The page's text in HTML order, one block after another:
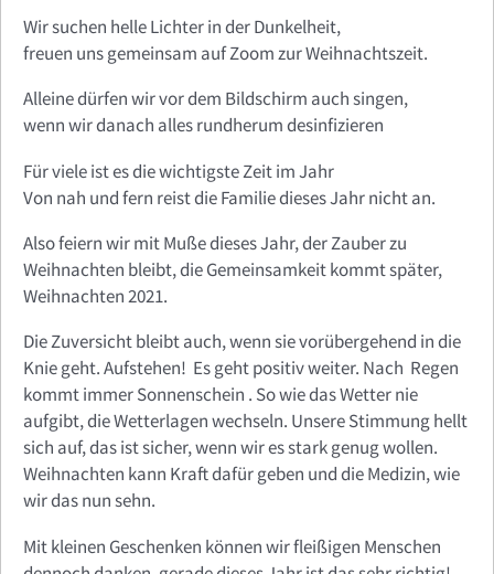
Wir suchen helle Lichter in der Dunkelheit,
freuen uns gemeinsam auf Zoom zur Weihnachtszeit.
Alleine dürfen wir vor dem Bildschirm auch singen,
wenn wir danach alles rundherum desinfizieren
Für viele ist es die wichtigste Zeit im Jahr
Von nah und fern reist die Familie dieses Jahr nicht an.
Also feiern wir mit Muße dieses Jahr, der Zauber zu
Weihnachten bleibt, die Gemeinsamkeit kommt später,
Weihnachten 2021.
Die Zuversicht bleibt auch, wenn sie vorübergehend in die
Knie geht. Aufstehen! Es geht positiv weiter. Nach Regen
kommt immer Sonnenschein . So wie das Wetter nie
aufgibt, die Wetterlagen wechseln. Unsere Stimmung hellt
sich auf, das ist sicher, wenn wir es stark genug wollen.
Weihnachten kann Kraft dafür geben und die Medizin, wie
wir das nun sehn.
Mit kleinen Geschenken können wir fleißigen Menschen